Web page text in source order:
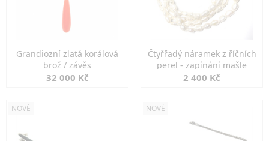
Grandiozní zlatá korálová
brož / závěs
32 000 Kč
Čtyřřadý náramek z říčních
perel - zapínání mašle
2 400 Kč
NOVÉ NOVÉ